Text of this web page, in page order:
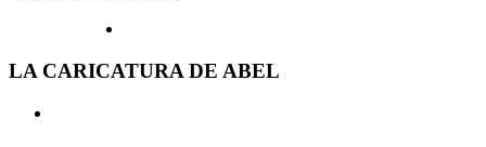
LA CARICATURA DE ABEL